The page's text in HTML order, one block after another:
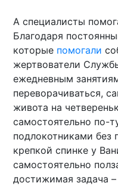
А специалисты
Благодаря
которые помогали
жертвователи
ежедневным
переворачиваться,
живота на
самостоятельно по-
подлокотниками без
крепкой спинке у
самостоятельно
достижимая задача